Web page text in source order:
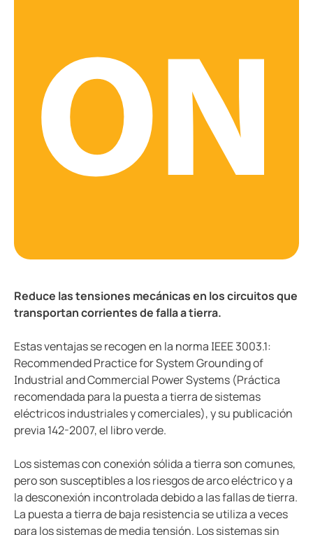
Reduce las tensiones mecánicas en los circuitos que
transportan corrientes de falla a tierra.
Estas ventajas se recogen en la norma IEEE 3003.1:
Recommended Practice for System Grounding of
Industrial and Commercial Power Systems (Práctica
recomendada para la puesta a tierra de sistemas
eléctricos industriales y comerciales), y su publicación
previa 142-2007, el libro verde.
Los sistemas con conexión sólida a tierra son comunes,
pero son susceptibles a los riesgos de arco eléctrico y a
la desconexión incontrolada debido a las fallas de tierra.
La puesta a tierra de baja resistencia se utiliza a veces
para los sistemas de media tensión. Los sistemas sin